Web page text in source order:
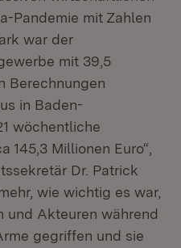
Pandemie mit Zahlen
war der
mit 39,5
Berechnungen
in Baden-
wöchentliche
145,3 Millionen Euro“,
Dr. Patrick
wie wichtig es war,
und Akteuren während
gegriffen und sie